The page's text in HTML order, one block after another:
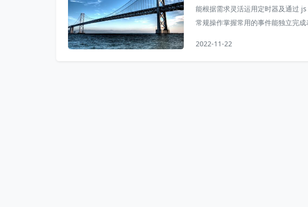
能根据需求灵活运用定时器及通过
常规操作掌握常用的事件能独立完
2022-11-22